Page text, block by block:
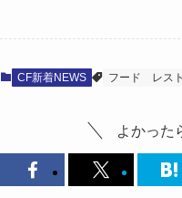
CF新着NEWS フード レス
よかった